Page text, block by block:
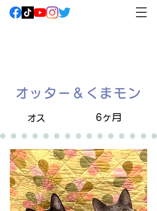
オッター＆くまモン
オス 6ヶ月